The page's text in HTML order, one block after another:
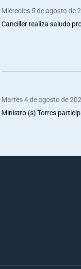
Miércoles 5 de agosto de
Canciller realiza saludo
Martes 4 de agosto de
Ministro (s) Torres